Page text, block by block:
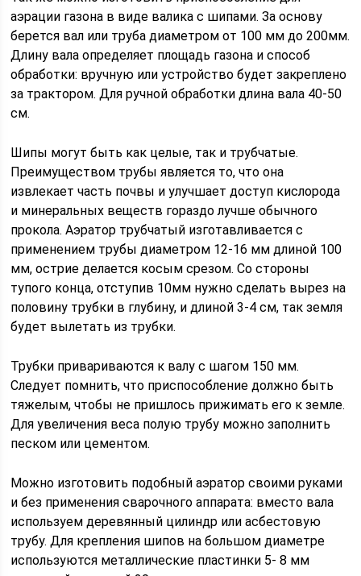
аэрации газона в виде валика с шипами. За основу
берется вал или труба диаметром от 100 мм до 200мм.
Длину вала определяет площадь газона и способ
обработки: вручную или устройство будет закреплено
за трактором. Для ручной обработки длина вала 40-50
см.
Шипы могут быть как целые, так и трубчатые.
Преимуществом трубы является то, что она
извлекает часть почвы и улучшает доступ кислорода
и минеральных веществ гораздо лучше обычного
прокола. Аэратор трубчатый изготавливается с
применением трубы диаметром 12-16 мм длиной 100
мм, острие делается косым срезом. Со стороны
тупого конца, отступив 10мм нужно сделать вырез на
половину трубки в глубину, и длиной 3-4 см, так земля
будет вылетать из трубки.
Трубки привариваются к валу с шагом 150 мм.
Следует помнить, что приспособление должно быть
тяжелым, чтобы не пришлось прижимать его к земле.
Для увеличения веса полую трубу можно заполнить
песком или цементом.
Можно изготовить подобный аэратор своими руками
и без применения сварочного аппарата: вместо вала
используем деревянный цилиндр или асбестовую
трубу. Для крепления шипов на большом диаметре
используются металлические пластинки 5- 8 мм